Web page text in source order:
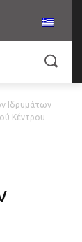
Ιδρυμάτων
Κέντρου